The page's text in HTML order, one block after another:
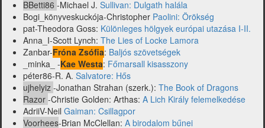
BBetti86 -Michael J. Sullivan: Dulgath halála
Bogi_könyveskuckója-Christopher Paolini: Örökség
pat-Theodora Goss: Különleges hölgyek európai utazása I-II.
Anna_I-Scott Lynch: The Lies of Locke Lamora
Zanbar-Fróna Zsófia: Baljós szövetségek
_minka_ -Kae Westa: Főmarsall kisasszony
péter86-R. A. Salvatore: Hős
ujhelyiz -Jonathan Strahan (szerk.): The Book of Dragons
Razor -Christie Golden: Arthas: A Lich Király felemelkedése
AdriiV-Neil Gaiman: Csillagpor
Voorhees-Brian McClellan: A birodalom bűnei